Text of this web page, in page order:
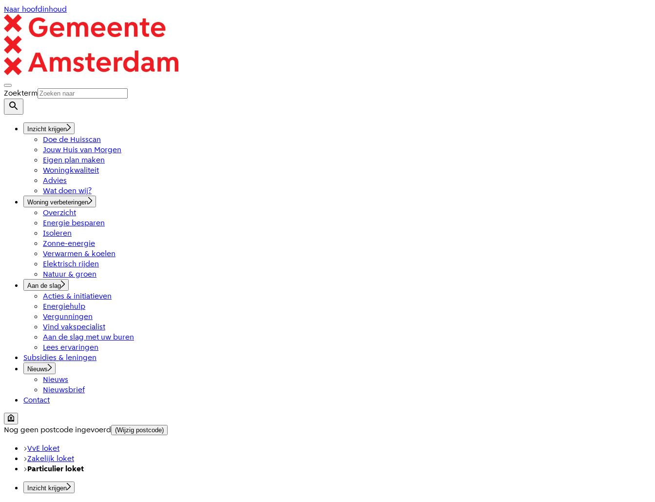
Naar hoofdinhoud
Zoekterm
Inzicht krijgen
Doe de Huisscan
Jouw Huis van Morgen
Eigen plan maken
Woningkwaliteit
Advies
Wat doen wij?
Woning verbeteringen
Overzicht
Energie besparen
Isoleren
Zonne-energie
Verwarmen & koelen
Elektrisch rijden
Natuur & groen
Aan de slag
Acties & initiatieven
Energiehulp
Vergunningen
Vind vakspecialist
Aan de slag met uw buren
Lees ervaringen
Subsidies & leningen
Nieuws
Nieuws
Nieuwsbrief
Contact
Nog geen postcode ingevoerd (Wijzig postcode)
VvE loket
Zakelijk loket
Particulier loket
Inzicht krijgen